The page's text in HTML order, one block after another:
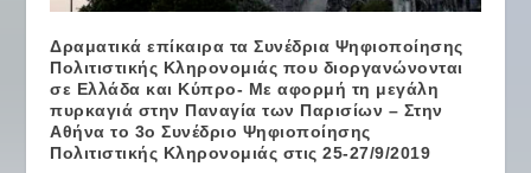
Δραματικά επίκαιρα τα Συνέδρια Ψηφιοποίησης
Πολιτιστικής Κληρονομιάς που διοργανώνονται
σε Ελλάδα και Κύπρο- Με αφορμή τη μεγάλη
πυρκαγιά στην Παναγία των Παρισίων – Στην
Αθήνα το 3ο Συνέδριο Ψηφιοποίησης
Πολιτιστικής Κληρονομιάς στις 25-27/9/2019